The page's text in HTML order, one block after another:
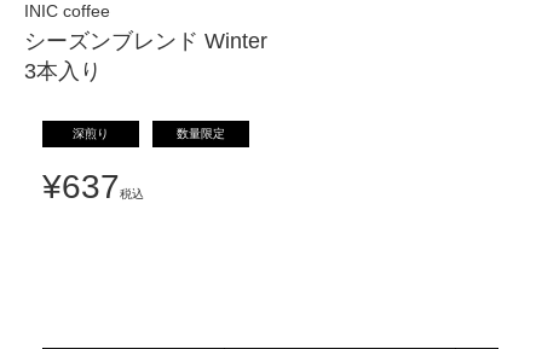
INIC coffee
シーズンブレンド Winter
3本入り
深煎り 数量限定
¥637税込